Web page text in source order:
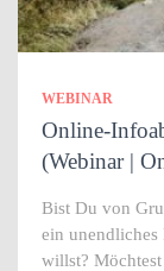
WEBINAR
Online-
(Webinar |
Bist Du von
ein
willst?